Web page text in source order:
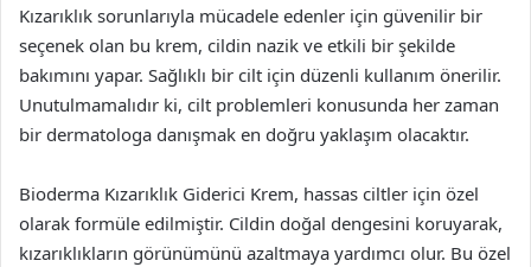
Kızarıklık sorunlarıyla mücadele edenler için güvenilir bir
seçenek olan bu krem, cildin nazik ve etkili bir şekilde
bakımını yapar. Sağlıklı bir cilt için düzenli kullanım önerilir.
Unutulmamalıdır ki, cilt problemleri konusunda her zaman
bir dermatologa danışmak en doğru yaklaşım olacaktır.
Bioderma Kızarıklık Giderici Krem, hassas ciltler için özel
olarak formüle edilmiştir. Cildin doğal dengesini koruyarak,
kızarıklıkların görünümünü azaltmaya yardımcı olur. Bu özel